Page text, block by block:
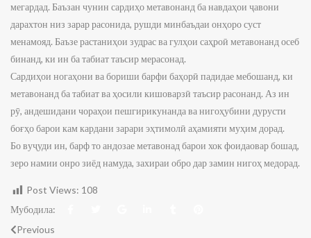
мегардад. Баъзан чунин сардиҳо метавонанд ба навдаҳои ҷавони
дарахтон низ зарар расонида, рушди минбаъдаи онҳоро суст
менамояд. Баъзе растаниҳои зудрас ва гулҳои саҳроӣ метавонанд осеб
бинанд, ки ин ба табиат таъсир мерасонад.
Сардиҳои ногаҳони ва бориши барфи баҳорӣ падидае мебошанд, ки
метавонанд ба табиат ва ҳосили кишоварзӣ таъсир расонанд. Аз ин
рӯ, андешидани чораҳои пешгирикунанда ва нигоҳубини дурусти
боғҳо барои кам кардани зарари эҳтимолӣ аҳамияти муҳим дорад.
Бо вуҷуди ин, барф то андозае метавонад барои хок фоидаовар бошад,
зеро намии онро зиёд намуда, захираи обро дар замин нигоҳ медорад.
Post Views: 108
Мубодила:
Previous